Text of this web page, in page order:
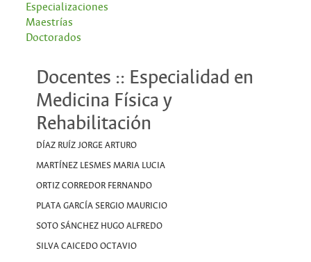
Especializaciones
Maestrías
Doctorados
Docentes :: Especialidad en
Medicina Física y
Rehabilitación
DÍAZ RUÍZ JORGE ARTURO
MARTÍNEZ LESMES MARIA LUCIA
ORTIZ CORREDOR FERNANDO
PLATA GARCÍA SERGIO MAURICIO
SOTO SÁNCHEZ HUGO ALFREDO
SILVA CAICEDO OCTAVIO